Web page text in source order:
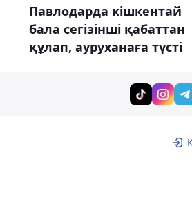
Павлодарда кішкентай
бала сегізінші қабаттан
құлап, ауруханаға түсті